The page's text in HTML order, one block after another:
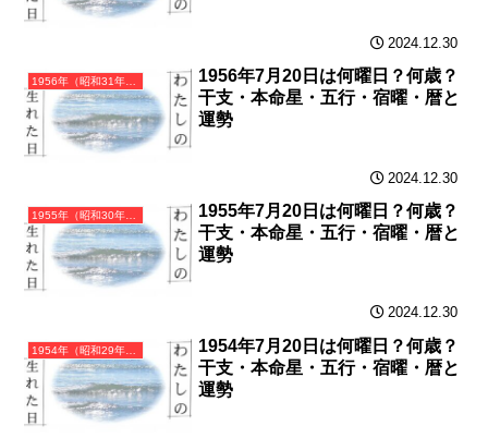
2024.12.30
1956年（昭和31年）丙申（ひのえさる）・申年（さる年）カレンダー（月曜はじまり）
1956年7月20日は何曜日？何歳？
干支・本命星・五行・宿曜・暦と
運勢
2024.12.30
1955年（昭和30年）乙未（きのとひつじ）・未年（ひつじ年）カレンダー（月曜はじまり）
1955年7月20日は何曜日？何歳？
干支・本命星・五行・宿曜・暦と
運勢
2024.12.30
1954年（昭和29年）甲午（きのえうま）・午年（うま年）カレンダー（月曜はじまり）
1954年7月20日は何曜日？何歳？
干支・本命星・五行・宿曜・暦と
運勢